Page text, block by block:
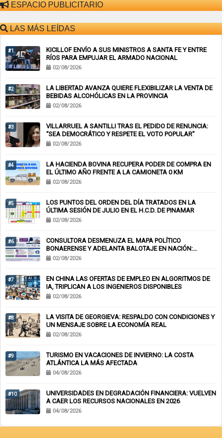
ESPACIO PUBLICITARIO
LAS MÁS LEÍDAS
#1
KICILLOF ENVÍO A SUS MINISTROS A SANTA FE Y ENTRE
RÍOS PARA EMPUJAR EL ARMADO NACIONAL
02/08/2026
#2
LA LIBERTAD AVANZA QUIERE FLEXIBILIZAR LA VENTA DE
BEBIDAS ALCOHÓLICAS EN LA PROVINCIA
02/08/2026
#3
VILLARRUEL A SANTILLI TRAS EL PEDIDO DE RENUNCIA:
“SEA DEMOCRÁTICO Y RESPETE EL VOTO POPULAR”
02/08/2026
#4
LA HACIENDA BOVINA RECUPERA PODER DE COMPRA EN
EL ÚLTIMO AÑO FRENTE A LA CAMIONETA 0 KM
02/08/2026
#5
LOS PUNTOS DEL ORDEN DEL DÍA TRATADOS EN LA
ÚLTIMA SESIÓN DE JULIO EN EL H.C.D. DE PINAMAR
02/08/2026
#6
CONSULTORA DESMENUZA EL MAPA POLÍTICO
BONAERENSE Y ADELANTA BALOTAJE EN NACIÓN:
KICILLOF-MILEI
02/08/2026
#7
EN CHINA LAS OFERTAS DE EMPLEO EN ALGORITMOS DE
IA, TRIPLICAN A LOS INGENIEROS DISPONIBLES
02/08/2026
#8
LA VISITA DE GEORGIEVA: RESPALDO CON CONDICIONES Y
UN MENSAJE SOBRE LA ECONOMÍA REAL
02/08/2026
#9
TURISMO EN VACACIONES DE INVIERNO: LA COSTA
ATLÁNTICA LA MÁS AFECTADA
04/08/2026
#10
UNIVERSIDADES EN DEGRADACIÓN FINANCIERA: VUELVEN
A CAER LOS RECURSOS NACIONALES EN 2026
04/08/2026